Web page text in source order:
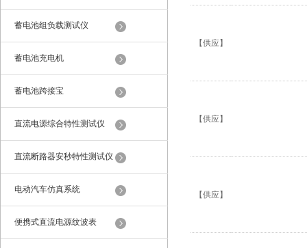
蓄电池组负载测试仪
蓄电池充电机
蓄电池跨接宝
直流电源综合特性测试仪
直流断路器安秒特性测试仪
电动汽车仿真系统
便携式直流电源纹波表
【供应】
【供应】
【供应】